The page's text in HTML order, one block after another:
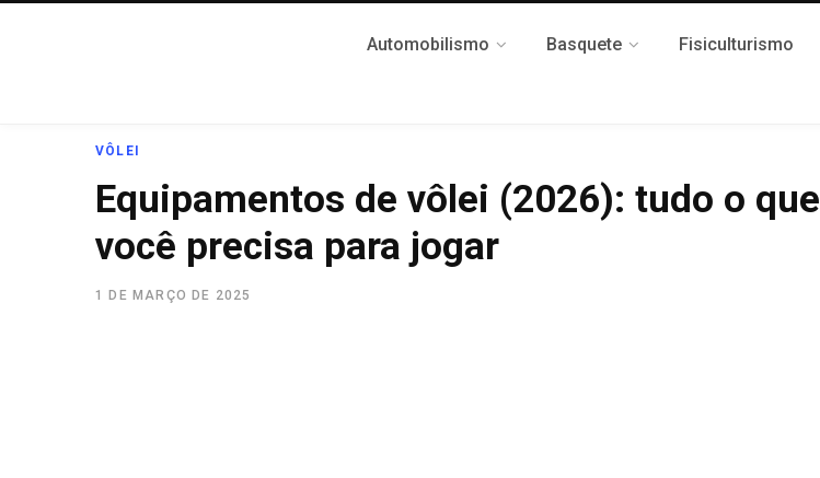
Automobilismo Basquete Fisiculturismo
VÔLEI
Equipamentos de vôlei (2026): tudo o que
você precisa para jogar
1 DE MARÇO DE 2025